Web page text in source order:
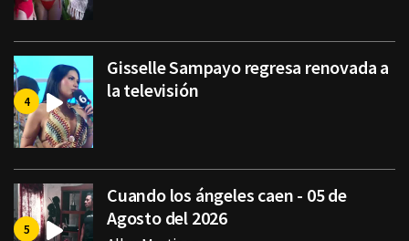
Gisselle Sampayo regresa renovada a
la televisión
Cuando los ángeles caen - 05 de
Agosto del 2026